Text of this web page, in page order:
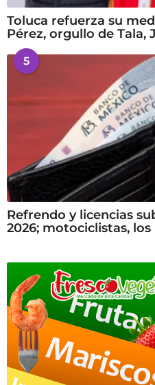
Toluca refuerza su
Pérez, orgullo de Tala,
5
Refrendo y licencias
2026; motociclistas,